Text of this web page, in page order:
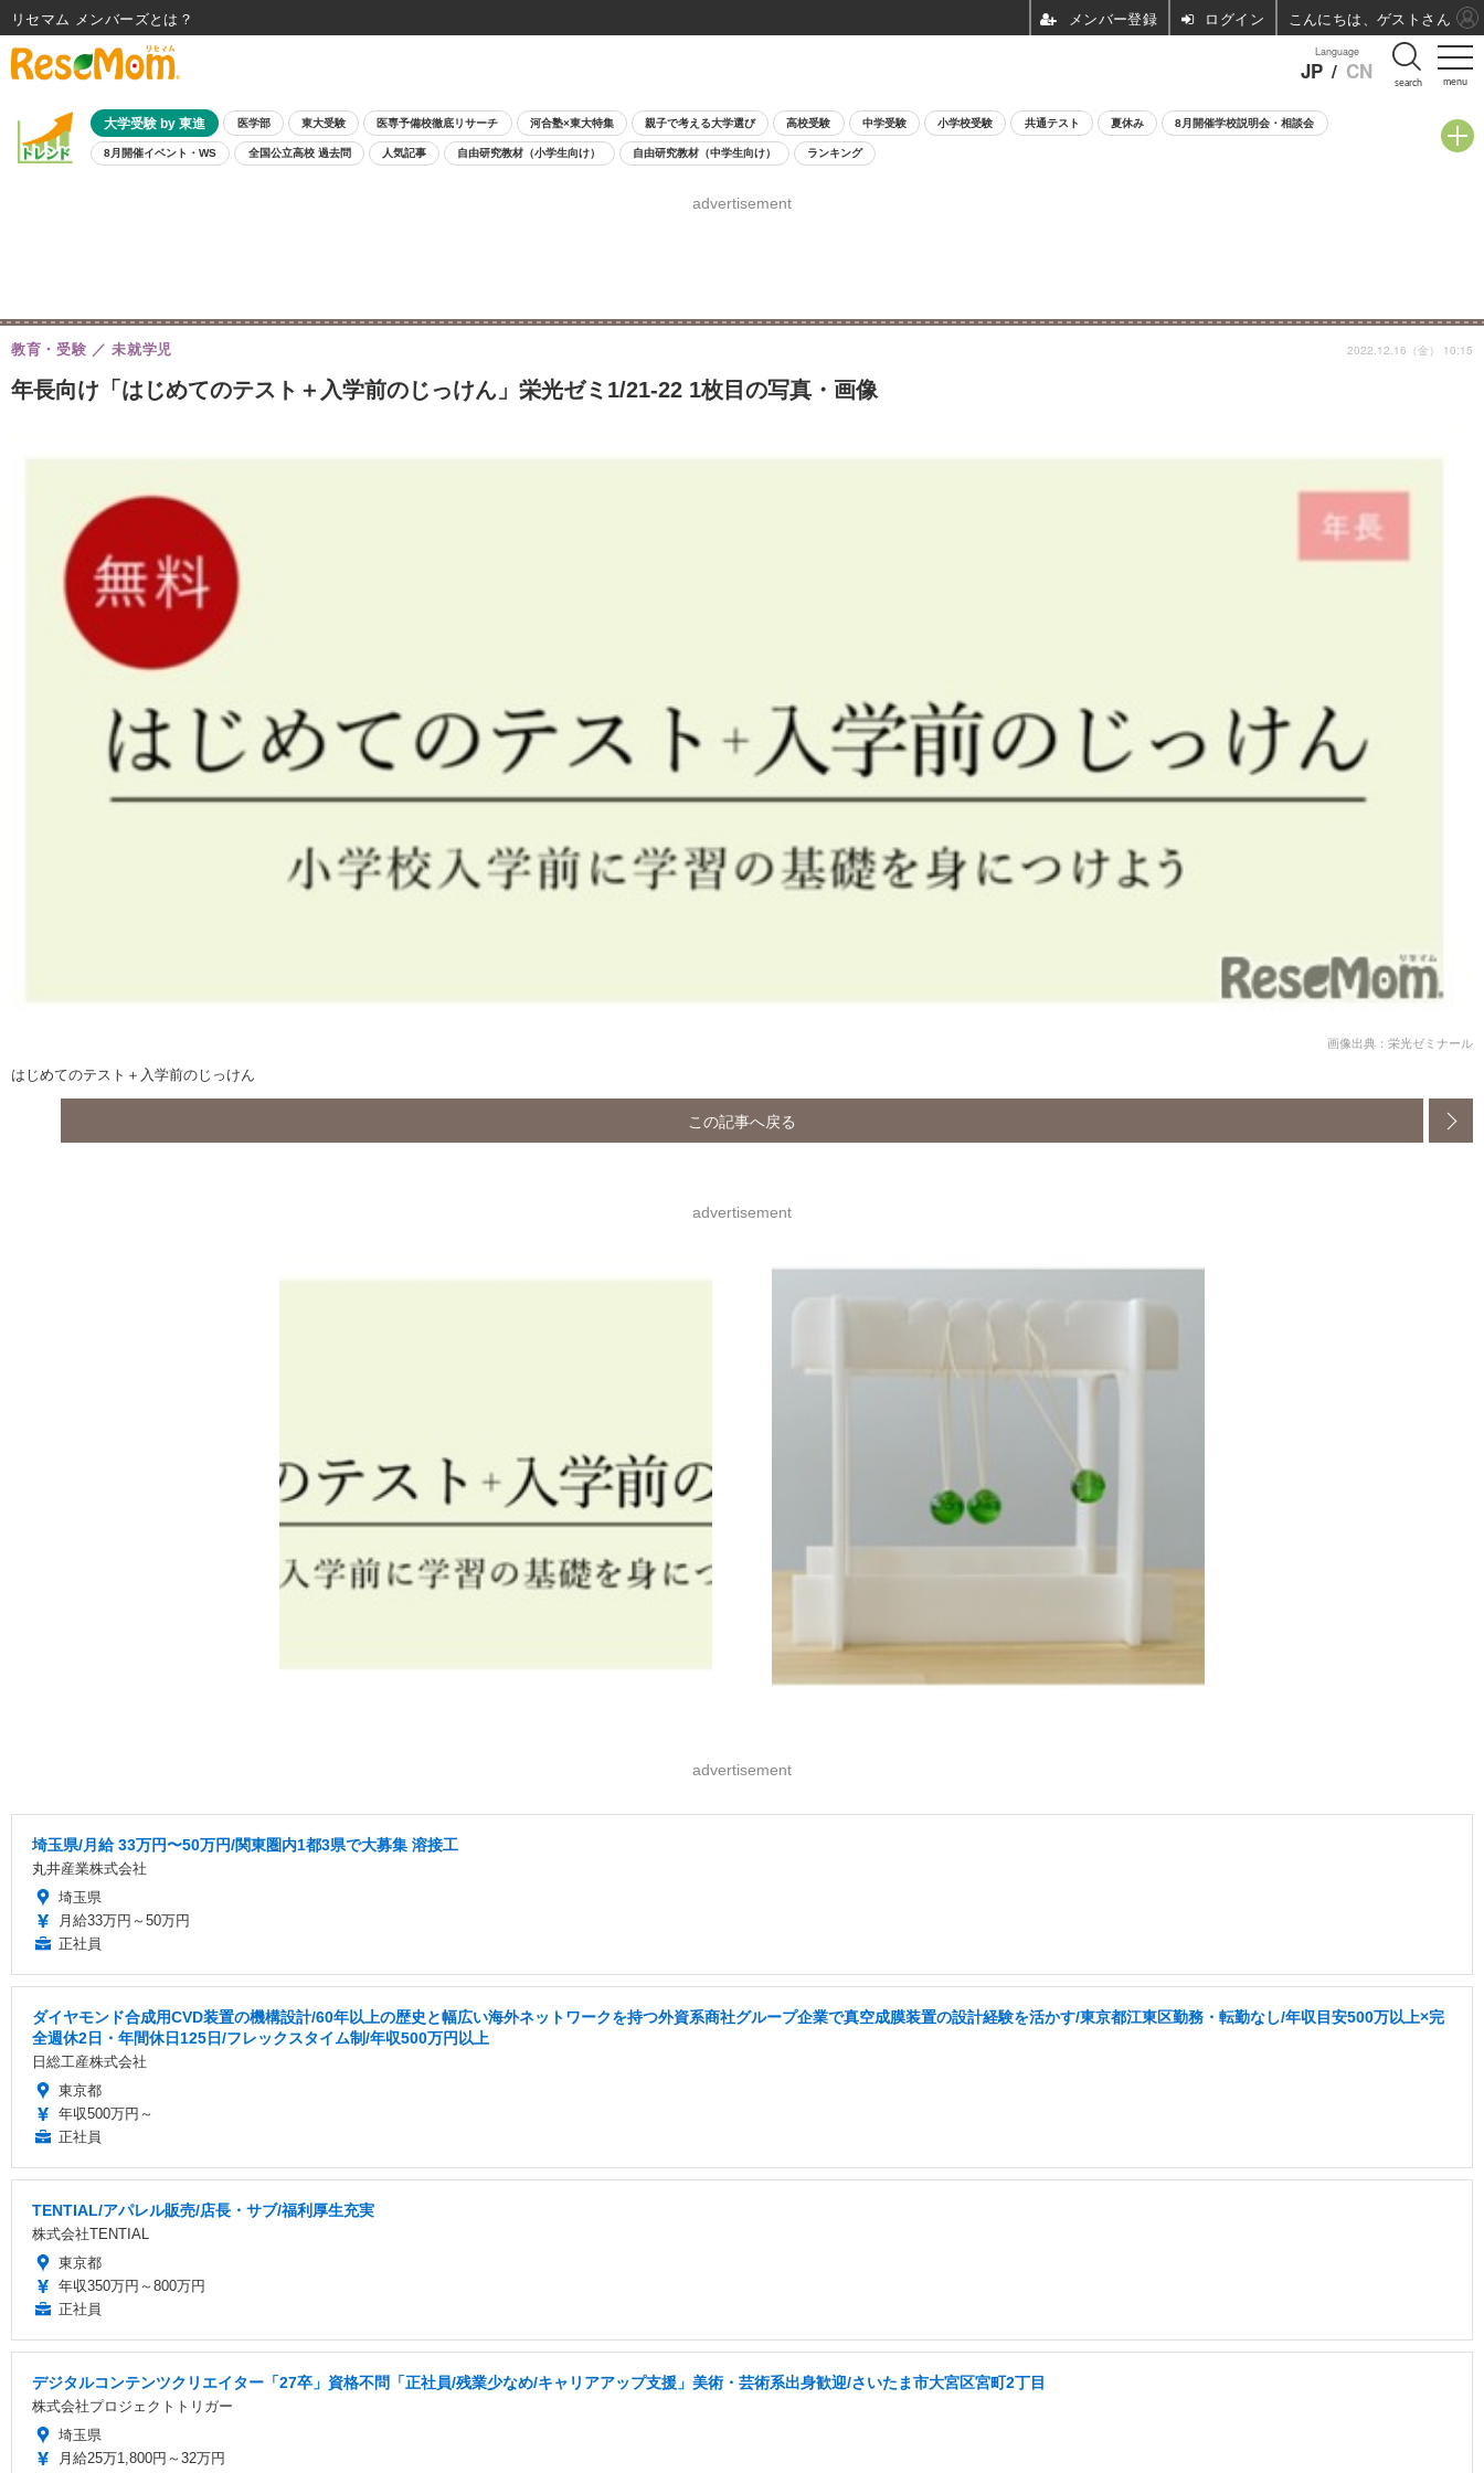
menu
Language
JP / CN search
大学受験 by 東進 医学部 東大受験 医専予備校徹底リサーチ 河合塾×東大特集 親子で考える大学選び 高校受験 中学受験 小学校受験 共通テスト 夏休み 8月開催学校説明会・相談会
8月開催イベント・WS 全国公立高校 過去問 人気記事 自由研究教材（小学生向け） 自由研究教材（中学生向け） ランキング
advertisement
年長向け「はじめてのテスト＋入学前のじっけん」栄光ゼミ1/21-22 1枚目の写真・画像
教育・受験 未就学児 2022.12.16（金） 10:15
画像出典：栄光ゼミナール
はじめてのテスト＋入学前のじっけん
この記事へ戻る
advertisement
advertisement
埼玉県/月給 33万円〜50万円/関東圏内1都3県で大募集 溶接工
丸井産業株式会社
埼玉県
月給33万円～50万円
正社員
ダイヤモンド合成用CVD装置の機構設計/60年以上の歴史と幅広い海外ネットワークを持つ外資系商社グループ企業で真空成膜装置の設計経験を活かす/東京都江東区勤務・転勤なし/年収目安500万以上×完
全週休2日・年間休日125日/フレックスタイム制/年収500万円以上
日総工産株式会社
東京都
年収500万円～
正社員
TENTIAL/アパレル販売/店長・サブ/福利厚生充実
株式会社TENTIAL
東京都
年収350万円～800万円
正社員
デジタルコンテンツクリエイター「27卒」資格不問「正社員/残業少なめ/キャリアアップ支援」美術・芸術系出身歓迎/さいたま市大宮区宮町2丁目
株式会社プロジェクトトリガー
埼玉県
月給25万1,800円～32万円
リセマム メンバーズ ログイン こんにちは、ゲストさん